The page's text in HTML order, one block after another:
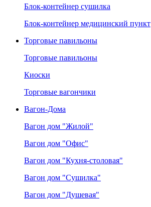
Блок-контейнер сушилка
Блок-контейнер медицинский пункт
Торговые павильоны
Торговые павильоны
Киоски
Торговые вагончики
Вагон-Дома
Вагон дом "Жилой"
Вагон дом "Офис"
Вагон дом "Кухня-столовая"
Вагон дом "Сушилка"
Вагон дом "Душевая"